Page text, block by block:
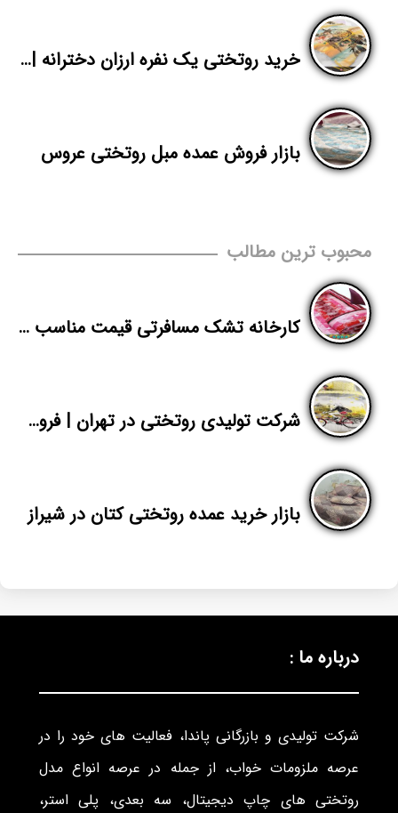
خرید روتختی یک نفره ارزان دخترانه | عمده فروشی روتختی | پاندا
بازار فروش عمده مبل روتختی عروس
محبوب ترین مطالب
کارخانه تشک مسافرتی قیمت مناسب برای پخش در تهران
شرکت تولیدی روتختی در تهران | فروش عمده روتختی دخترانه یک نفره | پاندا
بازار خرید عمده روتختی کتان در شیراز
درباره ما :
شرکت تولیدی و بازرگانی پاندا، فعالیت های خود را در
عرصه ملزومات خواب، از جمله در عرصه انواع مدل
روتختی های چاپ دیجیتال، سه بعدی، پلی استر،